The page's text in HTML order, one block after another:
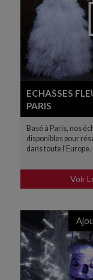
ECHASSES
PARIS
Basé à Paris, nos
disponibles pour
dans toute l'Europe.
Voir